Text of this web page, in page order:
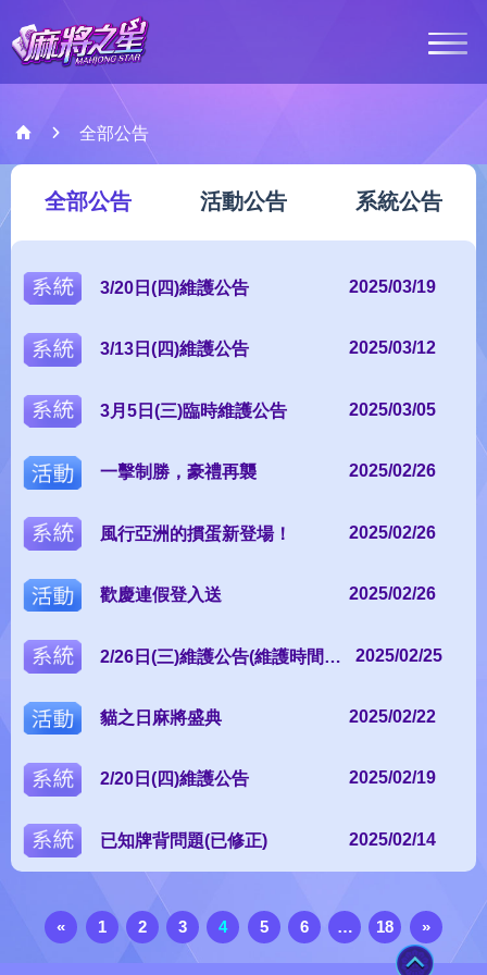
最新消息
遊戲介紹
客服中心
會員登入
Google Play立
test
全部公告
全部公告
全部公告 活動公告 系統公告
系統 3/20日(四)維護公告 2025/03/19
系統 3/13日(四)維護公告 2025/03/12
系統 3月5日(三)臨時維護公告 2025/03/05
活動 一擊制勝，豪禮再襲 2025/02/26
系統 風行亞洲的摜蛋新登場！ 2025/02/26
活動 歡慶連假登入送 2025/02/26
系統
2/26日(三)維護公告(維護時間異
2025/02/25
活動 貓之日麻將盛典 2025/02/22
系統 2/20日(四)維護公告 2025/02/19
系統 已知牌背問題(已修正) 2025/02/14
« 1 2 3 4 5 6 … 18 »
TOP